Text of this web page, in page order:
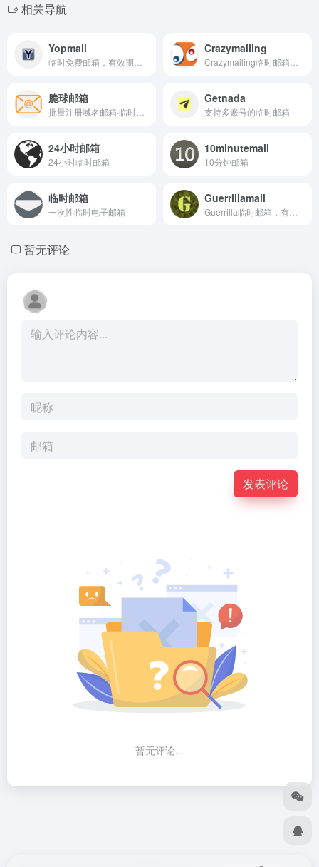
相关导航
Yopmail Crazymailing
脆球邮箱 Getnada
支持多账号的临时邮箱
24小时邮箱
24小时临时邮箱
10minutemail
10分钟邮箱
临时邮箱
一次性临时电子邮箱
Guerrillamail
暂无评论
发表评论
暂无评论...